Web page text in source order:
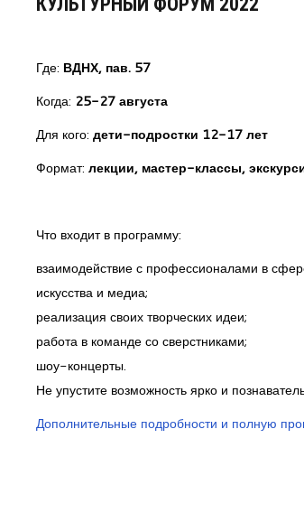
Где: ВДНХ, пав. 57
Когда: 25-27 августа
Для кого: дети-подростки 12-17 лет
Формат: лекции, мастер-классы,
Что входит в программу:
взаимодействие с профессионалами в
искусства и медиа;
реализация своих творческих идеи;
работа в команде со сверстниками;
шоу-концерты.
Не упустите возможность ярко и
Дополнительные подробности и полную